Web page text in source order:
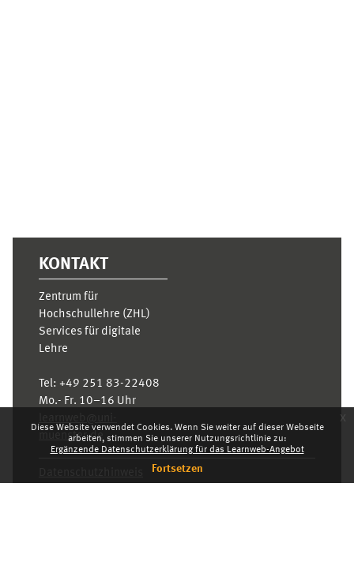
Diese Website verwendet Cookies. Wenn Sie weiter auf dieser Webseite
arbeiten, stimmen Sie unserer Nutzungsrichtlinie zu:
Ergänzende Datenschutzerklärung für das Learnweb-Angebot
Fortsetzen
x
KONTAKT
Zentrum für
Hochschullehre (ZHL)
Services für digitale
Lehre
Tel: +49 251 83-22408
Mo.- Fr. 10–16 Uhr
muenster.de